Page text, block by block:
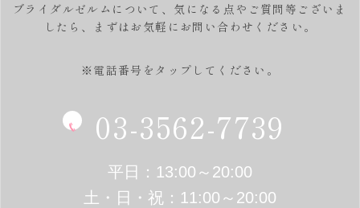
ブライダルゼルムについて、気になる点やご質問等ございま
したら、
まずはお気軽にお問い合わせください。
※電話番号をタップしてください。
03-3562-7739
平日：13:00～20:00
土・日・祝：11:00～20:00